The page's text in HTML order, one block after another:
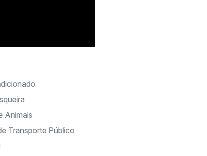
Animais
Transporte Público